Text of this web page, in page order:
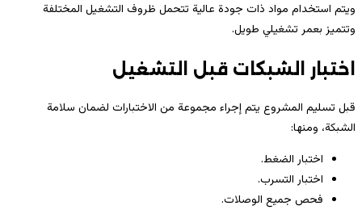
ويتم استخدام مواد ذات جودة عالية تتحمل ظروف التشغيل المختلفة
وتتميز بعمر تشغيلي طويل.
اختبار الشبكات قبل التشغيل
قبل تسليم المشروع يتم إجراء مجموعة من الاختبارات لضمان سلامة
الشبكة، ومنها:
اختبار الضغط.
اختبار التسرب.
فحص جميع الوصلات.